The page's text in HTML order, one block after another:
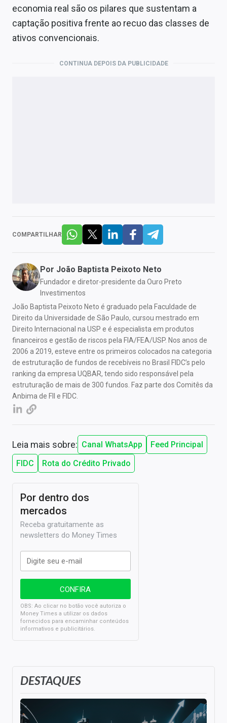
economia real são os pilares que sustentam a
captação positiva frente ao recuo das classes de
ativos convencionais.
CONTINUA DEPOIS DA PUBLICIDADE
COMPARTILHAR
Por João Baptista Peixoto Neto
Fundador e diretor-presidente da Ouro Preto
Investimentos
João Baptista Peixoto Neto é graduado pela Faculdade de
Direito da Universidade de São Paulo, cursou mestrado em
Direito Internacional na USP e é especialista em produtos
financeiros e gestão de riscos pela FIA/FEA/USP. Nos anos de
2006 a 2019, esteve entre os primeiros colocados na categoria
de estruturação de fundos de recebíveis no Brasil FIDC’s pelo
ranking da empresa UQBAR, tendo sido responsável pela
estruturação de mais de 300 fundos. Faz parte dos Comitês da
Anbima de FII e FIDC.
Leia mais sobre: Canal WhatsApp
Feed Principal
FIDC
Rota do Crédito Privado
DESTAQUES
Por dentro dos
mercados
Receba gratuitamente as
newsletters do Money Times
OBS: Ao clicar no botão você autoriza o
Money Times a utilizar os dados
fornecidos para encaminhar conteúdos
informativos e publicitários.